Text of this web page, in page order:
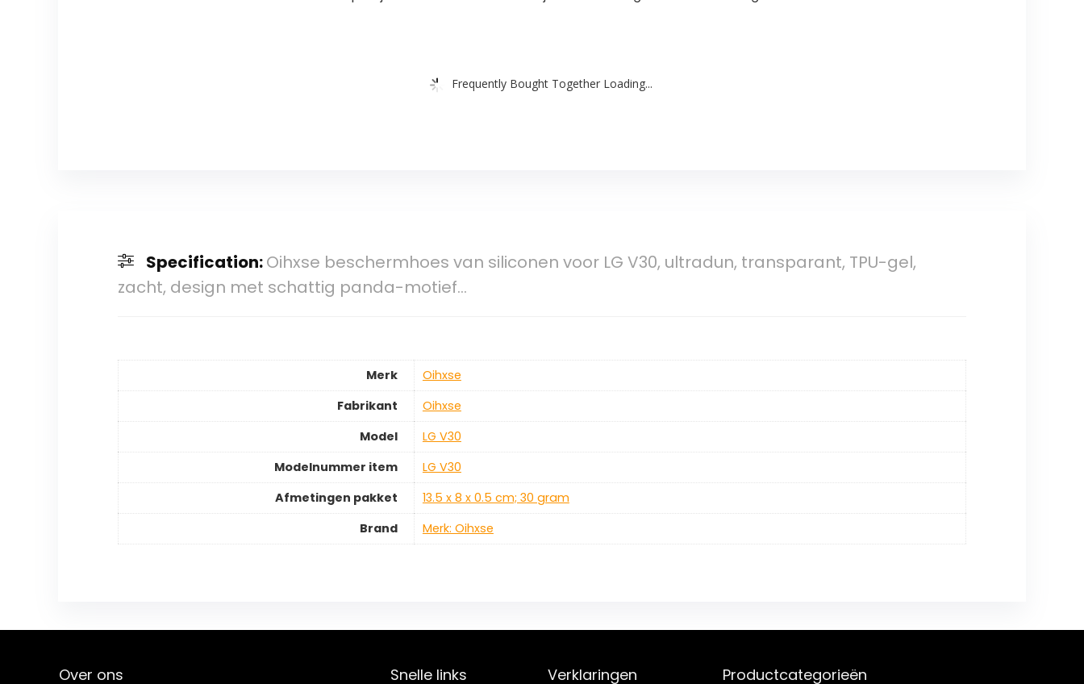
Frequently Bought Together Loading...
Specification:Oihxse beschermhoes van siliconen voor LG V30, ultradun, transparant, TPU-gel,
zacht, design met schattig panda-motief…
Merk
‎Oihxse
Fabrikant
‎Oihxse
Model
‎LG V30
Modelnummer item
‎LG V30
Afmetingen pakket
‎13.5 x 8 x 0.5 cm; 30 gram
Brand
Merk: Oihxse
Over ons Snelle links Verklaringen Productcategorieën